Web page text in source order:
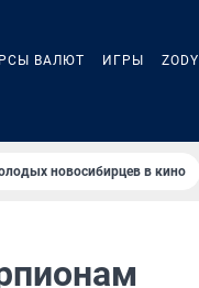
ВАЛЮТ ИГРЫ ZODY
новосибирцев в кино